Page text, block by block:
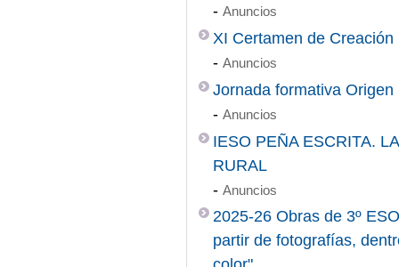
- Anuncios
XI Certamen de Creación
- Anuncios
Jornada formativa Origen
- Anuncios
IESO PEÑA ESCRITA.
RURAL
- Anuncios
2025-26 Obras de 3º
partir de fotografías,